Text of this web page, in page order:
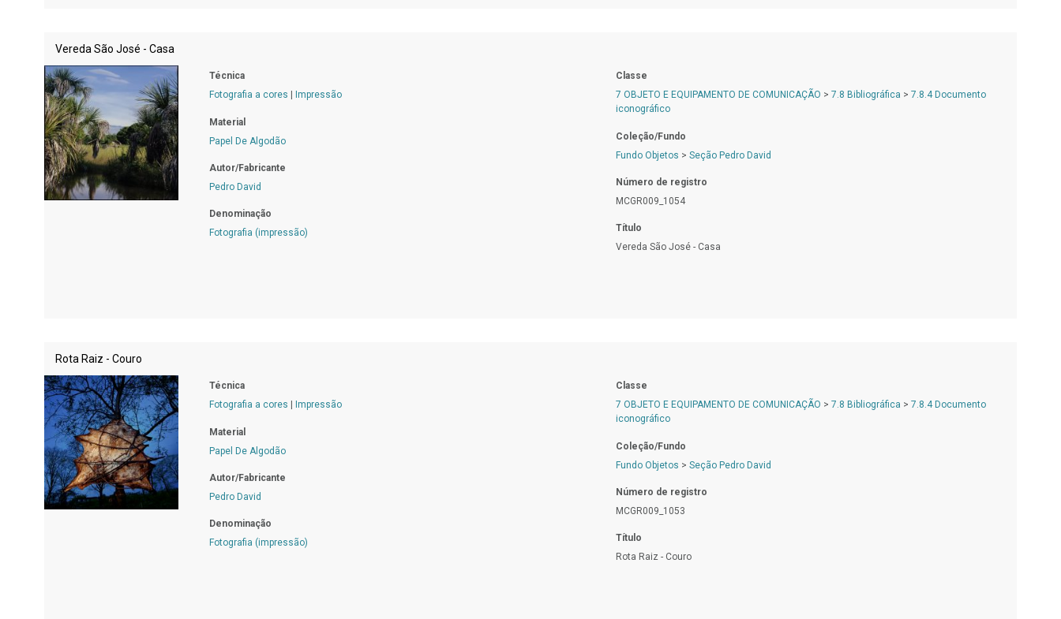
Vereda São José - Casa
Técnica
Fotografia a cores
Impressão
Material
Papel De Algodão
Autor/Fabricante
Pedro David
Denominação
Fotografia (impressão)
Classe
7 OBJETO E EQUIPAMENTO DE COMUNICAÇÃO > 7.8 Bibliográfica > 7.8.4 Documento
iconográfico
Coleção/Fundo
Fundo Objetos > Seção Pedro David
Número de registro
MCGR009_1054
Título
Vereda São José - Casa
Rota Raiz - Couro
Técnica
Fotografia a cores
Impressão
Material
Papel De Algodão
Autor/Fabricante
Pedro David
Denominação
Fotografia (impressão)
Classe
7 OBJETO E EQUIPAMENTO DE COMUNICAÇÃO > 7.8 Bibliográfica > 7.8.4 Documento
iconográfico
Coleção/Fundo
Fundo Objetos > Seção Pedro David
Número de registro
MCGR009_1053
Título
Rota Raiz - Couro